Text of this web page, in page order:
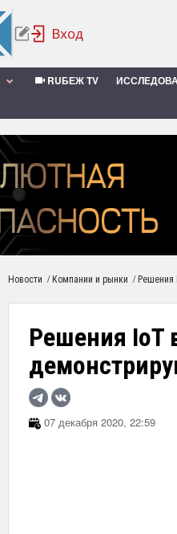
RUБЕЖ TV
Новости / Компании и рынки / Решения
Решения IoT
07 декабря 2020, 22:59